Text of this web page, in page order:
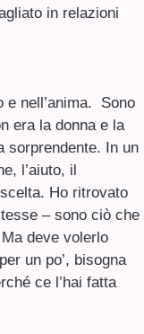
in relazioni
e nell’anima. Sono
era la donna e la
sorprendente. In un
l’aiuto, il
Ho ritrovato
– sono ciò che
deve volerlo
un po’, bisogna
ce l’hai fatta